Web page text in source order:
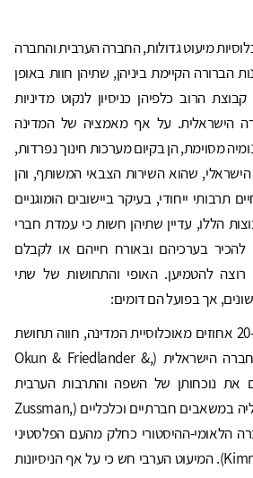
מיעוט גדולות, החברה הערבית והחברה
הברורה הקיימת ביניהן, שתיהן חוות באופן
הרוב כלפיהן כניסיון לנקוט מדיניות
הישראלית. על אף מאמציה של המדינה
מסוימת, הן בקיום מערכות חינוך נפרדות,
שהוא השירות הצבאי המשותף, והן
תרבותי ייחודי, בעיקר ביישובים הומוגניים
הללו, עדיין שתיהן חשות כי עמדת חברי
להכיר בערכיהם ובאורח חייהם או לקבלם
רוצה להטמיען. האופי והתחושות של שתי
אך בפועל הם דומים:
החברה הערבית, המונה כ-20 אחוזים מאוכלוסיית המדינה, חווה תחושת
אפליה נמשכת לעומת החברה הישראלית (Okun & Friedlander &,
את נוכחותן של השפה והתרבות הערבית
(Wattad, 2021), הן באפליה במשאבים חברתיים וכלכליים (Zussman,
הלאומי-ההיסטורי כחלק מהעם הפלסטיני
(Kimmerling & Migdal, 2003). המיעוט הערבי חש כי על אף הניסיונות